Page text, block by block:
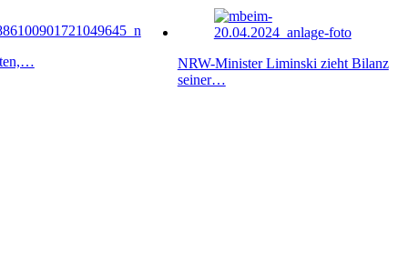
NRW-Minister Liminski zieht Bilanz
seiner…